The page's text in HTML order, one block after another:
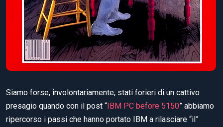
Siamo forse, involontariamente, stati forieri di un cattivo
presagio quando con il post “IBM PC before 5150” abbiamo
ripercorso i passi che hanno portato IBM a rilasciare “il”